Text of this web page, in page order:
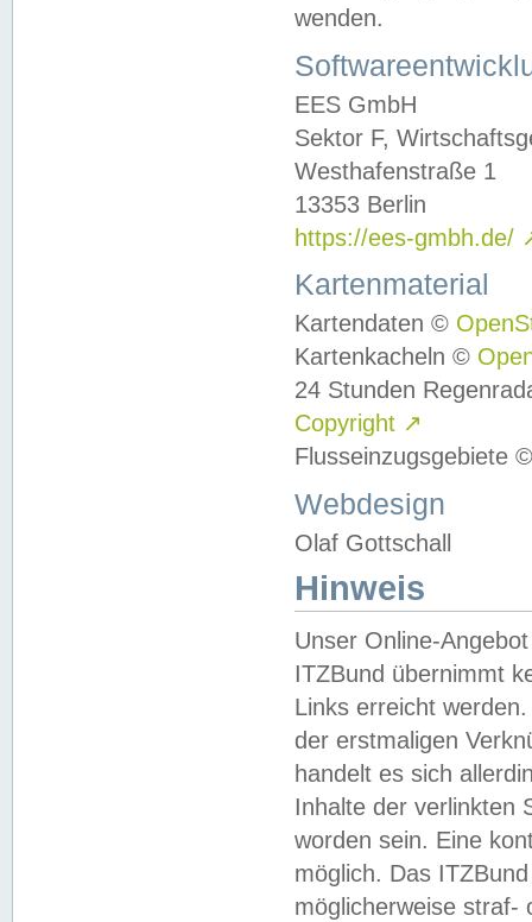
wenden.
EES GmbH
Sektor F,
Westhafenstraße 1
13353 Berlin
https://ees-gmbh.de/
Kartenmaterial
Kartendaten ©
Kartenkacheln ©
24 Stunden
Copyright ↗
Flusseinzugsgebiete
Webdesign
Olaf Gottschall
Hinweis
Unser Online-
ITZBund übernimmt
Links erreicht
der erstmaligen
handelt es sich
Inhalte der verlinkten
worden sein. Eine
möglich. Das
möglicherweise straf-